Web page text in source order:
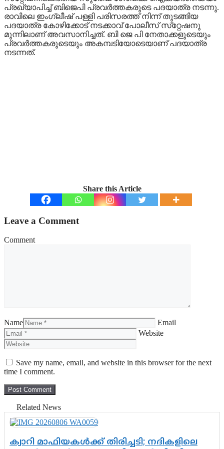
പ്രഖ്യാപിച്ച് ബിജെപി പ്രവര്‍ത്തകരുടെ പദയാത്ര നടന്നു.
രാവിലെ ഇംഗ്ലീഷ് പള്ളി പരിസരത്ത് നിന്ന് തുടങ്ങിയ
പദയാത്ര കോഴിക്കോട് നടക്കാവ് പോലീസ് സ്‌റ്റേഷനു
മുന്നിലാണ് അവസാനിച്ചത്. ബി ജെ പി നേതാക്കളുടെയും
പ്രവര്‍ത്തകരുടെയും അകമ്പടിയോടെയാണ് പദയാത്ര
നടന്നത്.
Share this Article
Leave a Comment
Comment
Name
Email
Website
Save my name, email, and website in this browser for the next
time I comment.
Related News
ക്വാറി മാഫിയകൾക്ക് തിരിച്ചടി; നദികളിലെ